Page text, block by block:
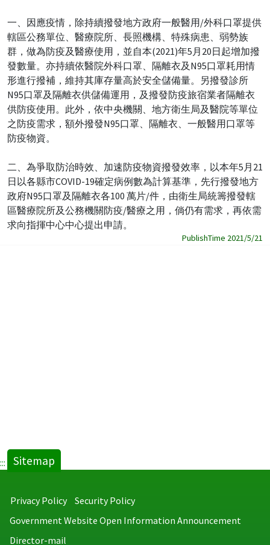
一、因應疫情，除持續撥發地方政府一般醫用/外科口罩提供
轄區公務單位、醫療院所、長照機構、特殊病患、弱勢族
群，做為防疫及醫療使用，並自本(2021)年5月20日起增加撥
發數量。亦持續依醫院外科口罩、隔離衣及N95口罩耗用情
形進行撥補，維持其庫存量高於安全儲備量。另撥發診所
N95口罩及隔離衣供儲備運用，及撥發防疫旅宿業者隔離衣
供防疫使用。此外，依中央機關、地方衛生局及醫院等單位
之防疫需求，額外撥發N95口罩、隔離衣、一般醫用口罩等
防疫物資。
二、為爭取防治時效、加速防疫物資撥發效率，以本年5月21
日以各縣市COVID-19確定病例數為計算基準，先行撥發地方
政府N95口罩及隔離衣各100 萬片/件，由衛生局統籌撥發轄
區醫療院所及公務機關防疫/醫療之用，倘仍有需求，再依需
求向指揮中心中心提出申請。
PublishTime 2021/5/21
::: Sitemap
Privacy Policy
Security Policy
Government Website Open Information Announcement
Director-mail